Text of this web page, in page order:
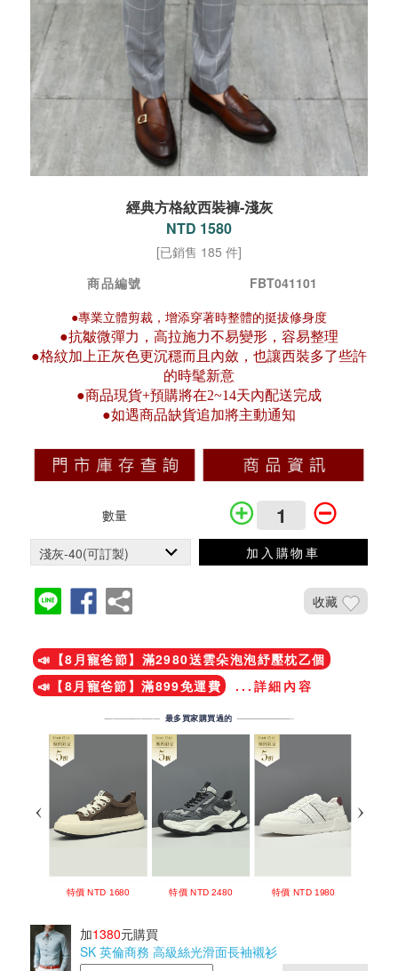
經典方格紋西裝褲-淺灰
NTD 1580
[已銷售 185 件]
商品編號
FBT041101
●專業立體剪裁，增添穿著時整體的挺拔修身度
●抗皺微彈力，高拉施力不易變形，容易整理
●格紋加上正灰色更沉穩而且內斂，也讓西裝多了些許
的時髦新意
●商品現貨+預購將在2~14天內配送完成
●如遇商品缺貨追加將主動通知
數量
加入購物車
收藏
📣【8月寵爸節】滿2980送雲朵泡泡紓壓枕乙個
📣【8月寵爸節】滿899免運費
...詳細內容
加1380元購買
SK 英倫商務 高級絲光滑面長袖襯衫